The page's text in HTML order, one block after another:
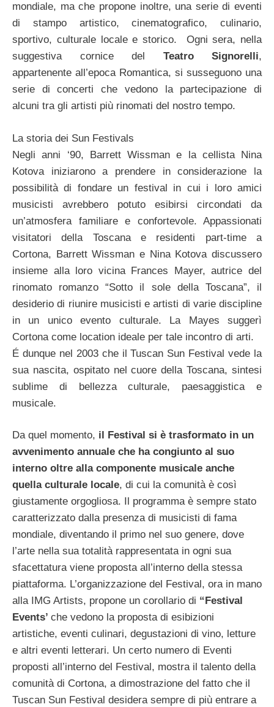
mondiale, ma che propone inoltre, una serie di eventi
di stampo artistico, cinematografico, culinario,
sportivo, culturale locale e storico. Ogni sera, nella
suggestiva cornice del
Teatro Signorelli,
appartenente all’epoca Romantica, si susseguono una
serie di concerti che vedono la partecipazione di
alcuni tra gli artisti più rinomati del nostro tempo.
La storia dei Sun Festivals
Negli anni ‘90, Barrett Wissman e la cellista Nina
Kotova iniziarono a prendere in considerazione la
possibilità di fondare un festival in cui i loro amici
musicisti avrebbero potuto esibirsi circondati da
un’atmosfera familiare e confortevole. Appassionati
visitatori della Toscana e residenti part-time a
Cortona, Barrett Wissman e Nina Kotova discussero
insieme alla loro vicina Frances Mayer, autrice del
rinomato romanzo “Sotto il sole della Toscana”, il
desiderio di riunire musicisti e artisti di varie discipline
in un unico evento culturale. La Mayes suggerì
Cortona come location ideale per tale incontro di arti.
É dunque nel 2003 che il Tuscan Sun Festival vede la
sua nascita, ospitato nel cuore della Toscana, sintesi
sublime di bellezza culturale, paesaggistica e
musicale.
Da quel momento, il Festival si è trasformato in un
avvenimento annuale che ha congiunto al suo
interno oltre alla componente musicale anche
quella culturale locale, di cui la comunità è così
giustamente orgogliosa. Il programma è sempre stato
caratterizzato dalla presenza di musicisti di fama
mondiale, diventando il primo nel suo genere, dove
l’arte nella sua totalità rappresentata in ogni sua
sfacettatura viene proposta all’interno della stessa
piattaforma. L’organizzazione del Festival, ora in mano
alla IMG Artists, propone un corollario di “Festival
Events’ che vedono la proposta di esibizioni
artistiche, eventi culinari, degustazioni di vino, letture
e altri eventi letterari. Un certo numero di Eventi
proposti all’interno del Festival, mostra il talento della
comunità di Cortona, a dimostrazione del fatto che il
Tuscan Sun Festival desidera sempre di più entrare a